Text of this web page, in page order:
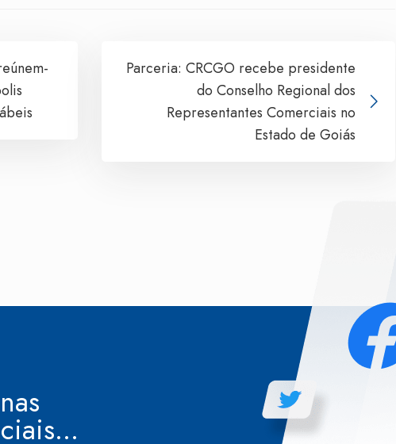
Parceria: CRCGO recebe presidente
do Conselho Regional dos
Representantes Comerciais no
Estado de Goiás